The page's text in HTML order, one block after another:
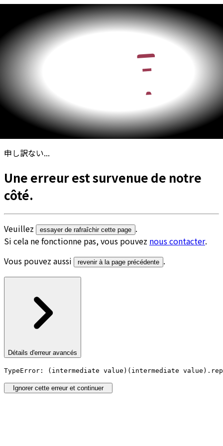
申し訳ない...
Une erreur est survenue de notre
côté.
Veuillez essayer de rafraîchir cette page .
Si cela ne fonctionne pas, vous pouvez nous contacter.
Vous pouvez aussi
revenir à la page précédente .
Détails d'erreur avancés
TypeError: (intermediate value)(intermediate
Ignorer cette erreur et continuer